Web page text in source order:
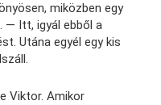
miközben egy
— Itt, igyál ebből a
Utána egyél egy kis
Viktor. Amikor